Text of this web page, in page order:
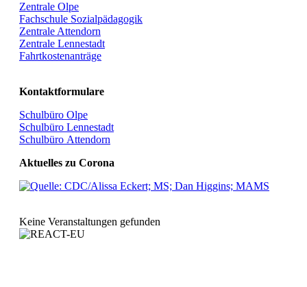
Zentrale Olpe
Fachschule Sozialpädagogik
Zentrale Attendorn
Zentrale Lennestadt
Fahrtkostenanträge
Kontaktformulare
Schulbüro Olpe
Schulbüro Lennestadt
Schulbüro Attendorn
Aktuelles zu Corona
Keine Veranstaltungen gefunden